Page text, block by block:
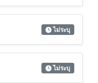
ไม่ระบุ